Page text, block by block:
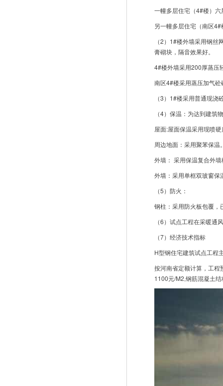
一幢多层住宅（4#楼）
另一幢多层住宅（南区
（2）1#楼外墙采用钢
膏砌块，隔音效果好。
4#楼外墙采用200厚蒸压
南区4#楼采用蒸压加气
（3）1#楼采用普通现
（4）保温：为达到建筑
屋面:屋面保温采用现喷
周边地面：采用聚苯保温
外墙： 采用保温复合外
外墙：采用单框双玻窗保
（5）防火：
钢柱：采用防火板包覆，
（6）试点工程在采暖通
（7）经济技术指标
H型钢住宅建筑试点工程
按河南省定额计算，工
1100元/M2,钢筋混凝土